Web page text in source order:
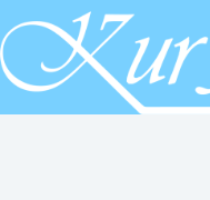
al
contenido